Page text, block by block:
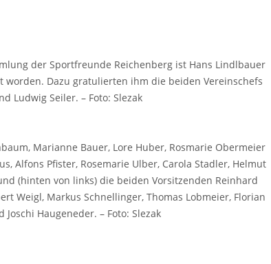
der Sportfreunde Reichenberg ist Hans Lindlbauer
Dazu gratulierten ihm die beiden Vereinschefs
Ludwig Seiler. – Foto: Slezak
Marianne Bauer, Lore Huber, Rosmarie Obermeier
Alfons Pfister, Rosemarie Ulber, Carola Stadler, Helmut
(hinten von links) die beiden Vorsitzenden Reinhard
Weigl, Markus Schnellinger, Thomas Lobmeier, Florian
Haugeneder. – Foto: Slezak